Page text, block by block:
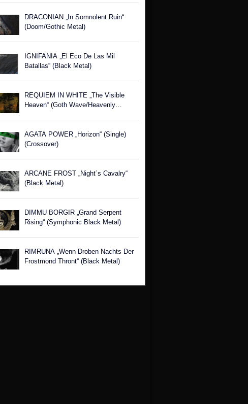
DRACONIAN „In Somnolent Ruin“
(Doom/Gothic Metal)
IGNIFANIA „El Eco De Las Mil
Batallas“ (Black Metal)
REQUIEM IN WHITE „The Visible
Heaven“ (Goth Wave/Heavenly
AGATA POWER „Horizon“ (Single)
(Crossover)
ARCANE FROST „Night´s Cavalry“
(Black Metal)
DIMMU BORGIR „Grand Serpent
Rising“ (Symphonic Black Metal)
RIMRUNA „Wenn Droben Nachts Der
Frostmond Thront“ (Black Metal)